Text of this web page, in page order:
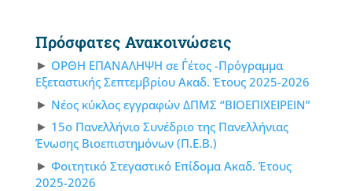
Πρόσφατες Ανακοινώσεις
ΟΡΘΗ ΕΠΑΝΑΛΗΨΗ σε Γ΄έτος -Πρόγραμμα
Εξεταστικής Σεπτεμβρίου Ακαδ. Έτους 2025-2026
Νέος κύκλος εγγραφών ΔΠΜΣ “ΒΙΟΕΠΙΧΕΙΡΕΙΝ”
15ο Πανελλήνιο Συνέδριο της Πανελλήνιας
Ένωσης Βιοεπιστημόνων (Π.Ε.Β.)
Φοιτητικό Στεγαστικό Επίδομα Ακαδ. Έτους
2025-2026